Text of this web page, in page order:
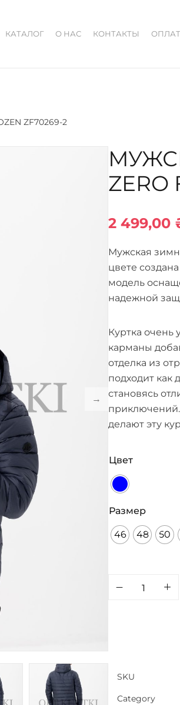
КАТАЛОГ О НАС КОНТАКТЫ
ZF70269-2
ZERO
2 499,00
Мужская
цвете
модель
надежной
Куртка очень
карманы
отделка из
подходит как
становясь
приключений.
делают эту
Цвет
Размер
46 48 50
SKU
Category